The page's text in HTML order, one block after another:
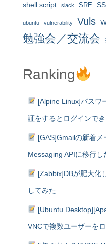
shell script slack SRE
ubuntu vulnerability Vuls
勉強会／交流会
Ranking
[Alpine Linux]パスワ
証をするとログインで
[GAS]Gmailの新着
Messaging APIに移行し
[Zabbix]DBが肥大化
してみた
[Ubuntu
VNCで複数ユーザーを